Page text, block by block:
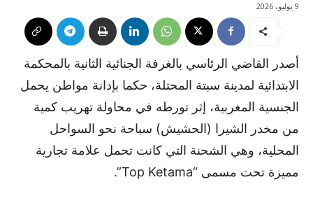
9 يوليو، 2026
أصدر القاضي الرئاسي بالغرفة الجنائية الثانية بالمحكمة
الابتدائية لمدينة سبتة المحتلة، حكما بإدانة مواطن يحمل
الجنسية المغربية، إثر تورطه في محاولة تهريب كمية
من مخدر الشيرا (الحشيش) سباحة نحو السواحل
المحلية، وهي الشحنة التي كانت تحمل علامة تجارية
مميزة تحت مسمى “Top Ketama”.